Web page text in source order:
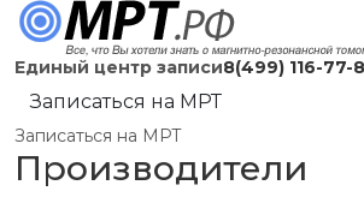
Единый центр записи8(499) 116-77-
Записаться на МРТ
Записаться на МРТ
Производители